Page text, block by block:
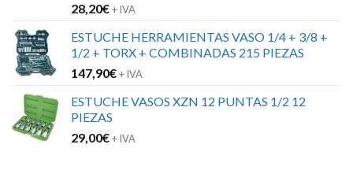
28,20€+ IVA
ESTUCHE HERRAMIENTAS VASO 1/4 + 3/8 +
1/2 + TORX + COMBINADAS 215 PIEZAS
147,90€+ IVA
ESTUCHE VASOS XZN 12 PUNTAS 1/2 12
PIEZAS
29,00€+ IVA